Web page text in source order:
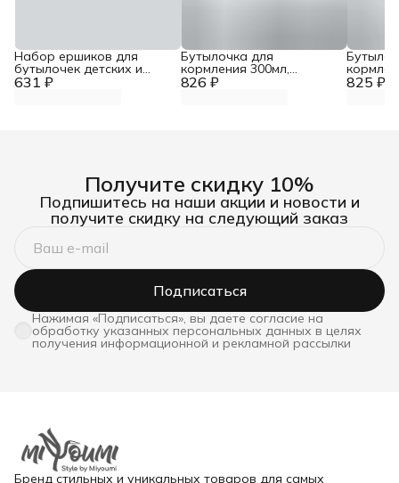
631 ₽
Набор ершиков для
бутылочек детских и
сосок 3 шт 826 ₽
Бутылочка для
кормления 300мл,
антиколиковая 825 ₽
Получите скидку 10%
Подпишитесь на наши акции и новости и
получите скидку на следующий заказ
Подписаться
Нажимая «Подписаться», вы даете согласие на
обработку указанных персональных данных в целях
получения информационной и рекламной рассылки
Бренд стильных и уникальных товаров для самых